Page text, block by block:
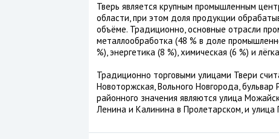
Тверь является крупным промышленным
области, при этом доля продукции
объёме. Традиционно, основные отрасли
металлообработка (48 % в доле
%), энергетика (8 %), химическая (6 %) и
Традиционно торговыми улицами Твери
Новоторжская, Вольного Новгорода,
районного значения являются улица
Ленина и Калинина в Пролетарском, и улица